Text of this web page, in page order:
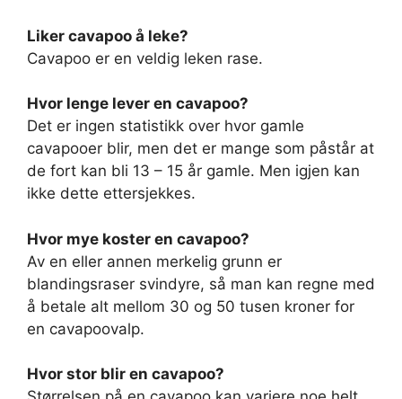
Liker cavapoo å leke?
Cavapoo er en veldig leken rase.
Hvor lenge lever en cavapoo?
Det er ingen statistikk over hvor gamle
cavapooer blir, men det er mange som påstår at
de fort kan bli 13 – 15 år gamle. Men igjen kan
ikke dette ettersjekkes.
Hvor mye koster en cavapoo?
Av en eller annen merkelig grunn er
blandingsraser svindyre, så man kan regne med
å betale alt mellom 30 og 50 tusen kroner for
en cavapoovalp.
Hvor stor blir en cavapoo?